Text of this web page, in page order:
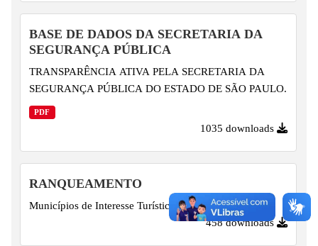
BASE DE DADOS DA SECRETARIA DA
SEGURANÇA PÚBLICA
TRANSPARÊNCIA ATIVA PELA SECRETARIA DA
SEGURANÇA PÚBLICA DO ESTADO DE SÃO PAULO.
PDF
1035 downloads
RANQUEAMENTO
Municípios de Interesse Turístico
458 downloads